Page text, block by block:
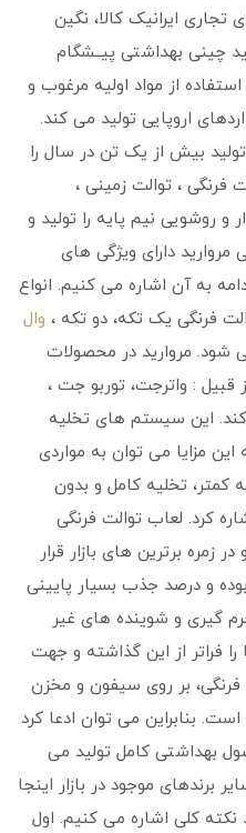
تجاری ایرانیک کالا، نگین
چینی بهداشتی ﭘﯿــﺸﮕﺎم
از مواد اولیه مرغوب و
اروپایی تولید می کند.
بیش از یک تن در سال را
فرنگی ، توالت زمینی ،
و روشویی نیم پایه را تولید و
مروارید دارای ویژگی های
به آن اشاره می کنیم. انواع
فرنگی یک تکه، دو تکه ، وال
شود. مروارید در محصولات
: واترجت، توربو جت ،
این سیستم های تخلیه
این مزایا می توان به مواردی
کمتر، تخلیه کامل و بدون
کرد. لعاب توالت فرنگی
زمره برترین های بازار قرار
و درصد جذب بسیار پایینی
گیری و شوینده های غیر
فراتر از این گذاشته و جهت
فرنگی، بر روی سیفون و مخزن
بنابراین می توان ادعا کرد
بهداشتی کامل تولید می
برندهای موجود در بازار اینجا
کلی اشاره می کنیم. اول